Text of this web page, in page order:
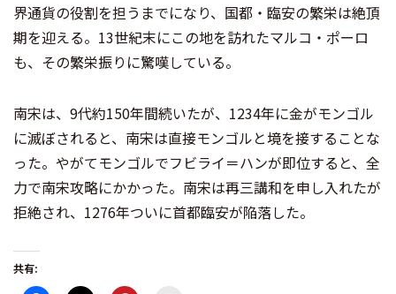
界通貨の役割を担うまでになり、国都・臨安の繁栄は絶頂
期を迎える。13世紀末にこの地を訪れたマルコ・ポーロ
も、その繁栄振りに驚嘆している。
南宋は、9代約150年間続いたが、1234年に金がモンゴル
に滅ぼされると、南宋は直接モンゴルと境を接することな
った。やがてモンゴルでフビライ＝ハンが即位すると、全
力で南宋攻略にかかった。南宋は再三講和を申し入れたが
拒絶され、1276年ついに首都臨安が陥落した。
共有: